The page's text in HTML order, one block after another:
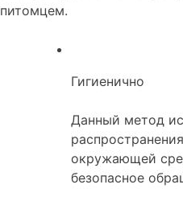
питомцем.
Гигиенично
Данный метод
окружающей
безопасное